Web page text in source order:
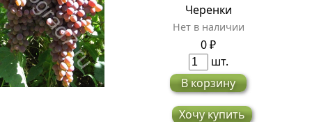
Черенки
Нет в наличии
0 ₽
шт.
В корзину
Хочу купить